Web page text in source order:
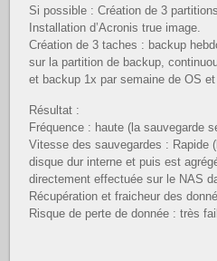
Si possible : Création de 3
Installation d’Acronis true image.
Création de 3 taches : backup
sur la partition de backup,
et backup 1x par semaine de OS et
Résultat :
Fréquence : haute (la sauvegarde
Vitesse des sauvegardes : Rapide
disque dur interne et puis est
directement effectuée sur le NAS
Récupération et fraicheur des
Risque de perte de donnée : très